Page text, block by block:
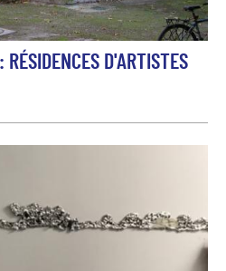
RÉSIDENCES D'ARTISTES